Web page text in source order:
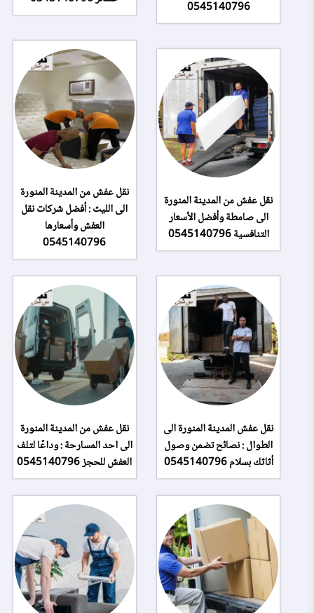
0545140796
نقل عفش من المدينة المنورة
الى صامطة وأفضل الأسعار
التنافسية 0545140796
نقل عفش من المدينة المنورة
الى الليث : أفضل شركات نقل
العفش وأسعارها
0545140796
نقل عفش المدينة المنورة الى
الطوال : نصائح تضمن وصول
أثاثك بسلام 0545140796
نقل عفش من المدينة المنورة
الى احد المسارحة : وداعًا لتلف
العفش للحجز 0545140796